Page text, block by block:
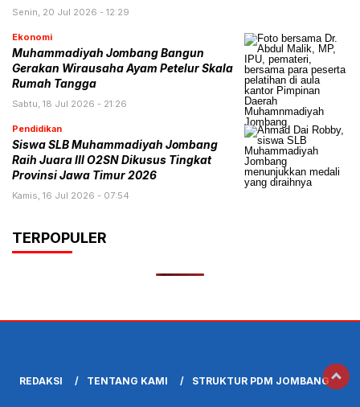
Senin, 20 Jul 2026 - 12:29
Ekonomi
Muhammadiyah Jombang Bangun
Gerakan Wirausaha Ayam Petelur Skala
Rumah Tangga
Sabtu, 18 Jul 2026 - 21:26
Pendidikan
Siswa SLB Muhammadiyah Jombang
Raih Juara III O2SN Dikusus Tingkat
Provinsi Jawa Timur 2026
Kamis, 16 Jul 2026 - 07:54
TERPOPULER
REDAKSI TENTANG KAMI STRUKTUR PDM JOMBANG